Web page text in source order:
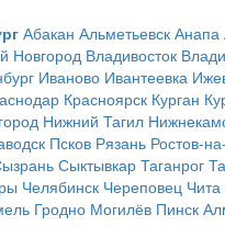
Абакан Альметьевск Анапа
Новгород Владивосток
Иваново Ивантеевка
Красноярск Курган
Нижний Тагил
Псков Рязань Ростов-
Сыктывкар Таганрог
Челябинск Череповец Чита
Гродно Могилёв Пинск